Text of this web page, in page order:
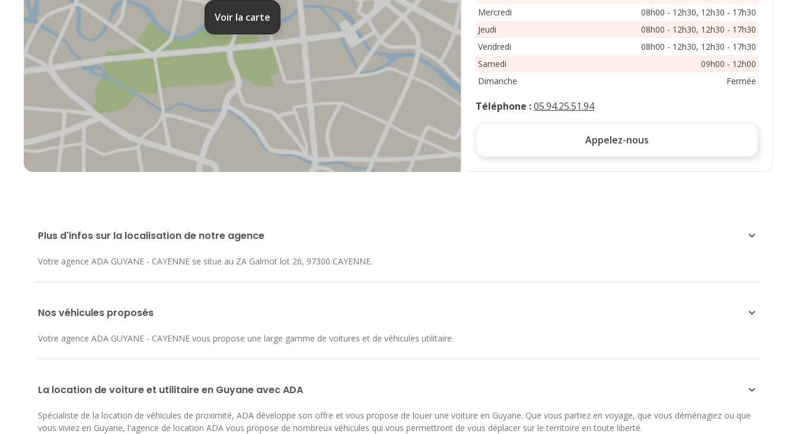
Voir la carte
Mercredi
08h00 - 12h30, 12h30 - 17h30
Jeudi
08h00 - 12h30, 12h30 - 17h30
Vendredi
08h00 - 12h30, 12h30 - 17h30
Samedi
09h00 - 12h00
Dimanche
Fermée
Téléphone :05.94.25.51.94
Appelez-nous
Plus d'infos sur la localisation de notre agence
Votre agence ADA GUYANE - CAYENNE se situe au ZA Galmot lot 26, 97300 CAYENNE.
Nos véhicules proposés
Votre agence ADA GUYANE - CAYENNE vous propose une large gamme de voitures et de véhicules utilitaire.
La location de voiture et utilitaire en Guyane avec ADA
Spécialiste de la location de véhicules de proximité, ADA développe son offre et vous propose de louer une voiture en Guyane. Que vous partiez en voyage, que vous déménagiez ou que
vous viviez en Guyane, l'agence de location ADA vous propose de nombreux véhicules qui vous permettront de vous déplacer sur le territoire en toute liberté.